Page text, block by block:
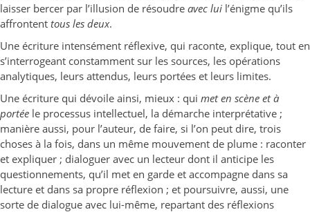
laisser bercer par l’illusion de résoudre avec lui l’énigme qu’ils
affrontent tous les deux.
Une écriture intensément réflexive, qui raconte, explique, tout en
s’interrogeant constamment sur les sources, les opérations
analytiques, leurs attendus, leurs portées et leurs limites.
Une écriture qui dévoile ainsi, mieux : qui met en scène et à
portée le processus intellectuel, la démarche interprétative ;
manière aussi, pour l’auteur, de faire, si l’on peut dire, trois
choses à la fois, dans un même mouvement de plume : raconter
et expliquer ; dialoguer avec un lecteur dont il anticipe les
questionnements, qu’il met en garde et accompagne dans sa
lecture et dans sa propre réflexion ; et poursuivre, aussi, une
sorte de dialogue avec lui-même, repartant des réflexions